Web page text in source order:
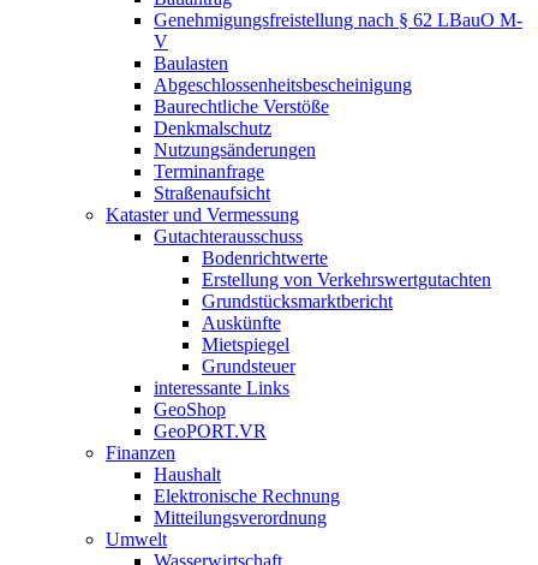
Genehmigungsfreistellung nach § 62 LBauO M-
V
Baulasten
Abgeschlossenheits­bescheinigung
Baurechtliche Verstöße
Denkmalschutz
Nutzungsänderungen
Terminanfrage
Straßenaufsicht
Kataster und Vermessung
Gutachterausschuss
Bodenrichtwerte
Erstellung von Verkehrswertgutachten
Grundstücksmarktbericht
Auskünfte
Mietspiegel
Grundsteuer
interessante Links
GeoShop
GeoPORT.VR
Finanzen
Haushalt
Elektronische Rechnung
Mitteilungsverordnung
Umwelt
Wasserwirtschaft